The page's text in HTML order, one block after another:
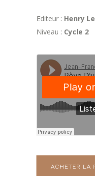
Editeur : Henry
Niveau : Cycle 2
ACHETER LA